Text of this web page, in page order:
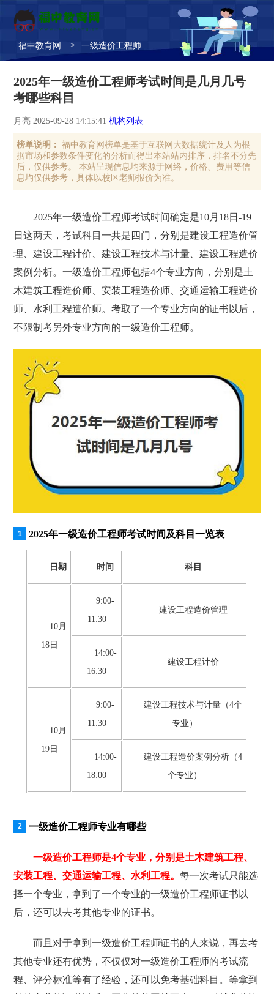
福中教育网 > 一级造价工程师
2025年一级造价工程师考试时间是几月几号
考哪些科目
月亮 2025-09-28 14:15:41机构列表
榜单说明：
福中教育网榜单是基于互联网大数据统计及人为根
据市场和参数条件变化的分析而得出本站站内排序，排名不分先
后，仅供参考。 本站呈现信息均来源于网络，价格、费用等信
息均仅供参考，具体以校区老师报价为准。
2025年一级造价工程师考试时间确定是10月18日-19
日这两天，考试科目一共是四门，分别是建设工程造价管
理、建设工程计价、建设工程技术与计量、建设工程造价
案例分析。一级造价工程师包括4个专业方向，分别是土
木建筑工程造价师、安装工程造价师、交通运输工程造价
师、水利工程造价师。考取了一个专业方向的证书以后，
不限制考另外专业方向的一级造价工程师。
2025年一级造价工程师考试时间及科目一览表
日期 时间 科目
10月
18日
9:00-
11:30
建设工程造价管理
14:00-
16:30
建设工程计价
10月
19日
9:00-
11:30
建设工程技术与计量（4个
专业）
14:00-
18:00
建设工程造价案例分析（4
个专业）
一级造价工程师专业有哪些
一级造价工程师是4个专业，分别是土木建筑工程、
安装工程、交通运输工程、水利工程。每一次考试只能选
择一个专业，拿到了一个专业的一级造价工程师证书以
后，还可以去考其他专业的证书。
而且对于拿到一级造价工程师证书的人来说，再去考
其他专业还有优势，不仅仅对一级造价工程师的考试流
程、评分标准等有了经验，还可以免考基础科目。等拿到